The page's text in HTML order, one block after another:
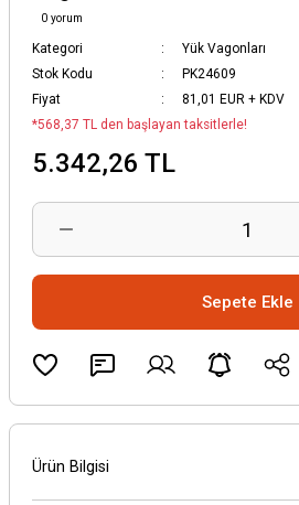
0 yorum
Kategori
Yük Vagonları
Stok Kodu
PK24609
Fiyat
81,01 EUR + KDV
*568,37 TL den başlayan taksitlerle!
5.342,26 TL
Sepete Ekle
Ürün Bilgisi